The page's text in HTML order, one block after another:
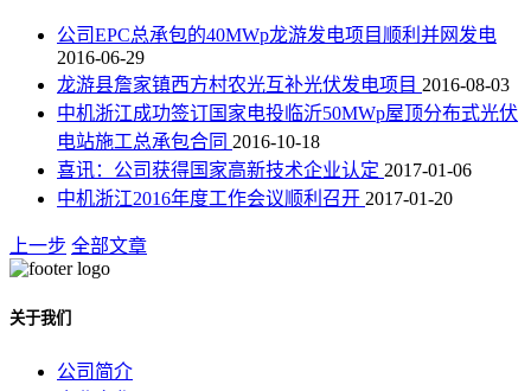
公司EPC总承包的40MWp龙游发电项目顺利并网发电
2016-06-29
龙游县詹家镇西方村农光互补光伏发电项目 2016-08-03
中机浙江成功签订国家电投临沂50MWp屋顶分布式光伏
电站施工总承包合同 2016-10-18
喜讯：公司获得国家高新技术企业认定 2017-01-06
中机浙江2016年度工作会议顺利召开 2017-01-20
上一步 全部文章
关于我们
公司简介